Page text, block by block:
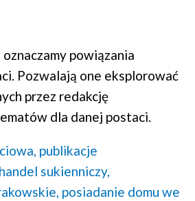
powiązania
Pozwalają one eksplorować
przez redakcję
dla danej postaci.
publikacje
handel sukienniczy,
posiadanie domu we